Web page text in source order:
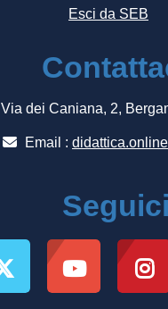
Esci da SEB
Via dei Caniana, 2,
Email :
Seguici